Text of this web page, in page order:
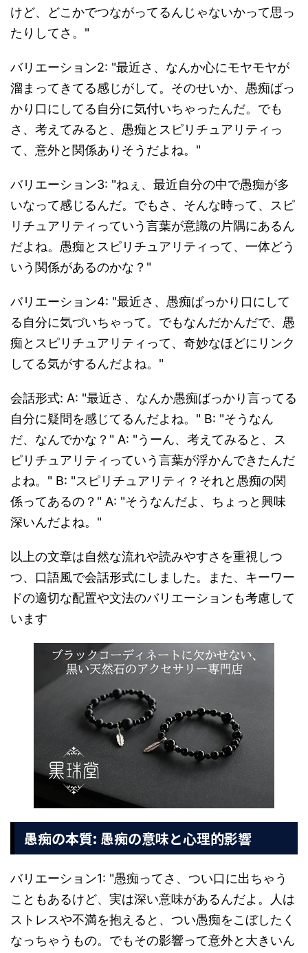
けど、どこかでつながってるんじゃないかって思っ
たりしてさ。"
バリエーション2: "最近さ、なんか心にモヤモヤが
溜まってきてる感じがして。そのせいか、愚痴ばっ
かり口にしてる自分に気付いちゃったんだ。でも
さ、考えてみると、愚痴とスピリチュアリティっ
て、意外と関係ありそうだよね。"
バリエーション3: "ねぇ、最近自分の中で愚痴が多
いなって感じるんだ。でもさ、そんな時って、スピ
リチュアリティっていう言葉が意識の片隅にあるん
だよね。愚痴とスピリチュアリティって、一体どう
いう関係があるのかな？"
バリエーション4: "最近さ、愚痴ばっかり口にして
る自分に気づいちゃって。でもなんだかんだで、愚
痴とスピリチュアリティって、奇妙なほどにリンク
してる気がするんだよね。"
会話形式: A: "最近さ、なんか愚痴ばっかり言ってる
自分に疑問を感じてるんだよね。" B: "そうなん
だ、なんでかな？" A: "うーん、考えてみると、ス
ピリチュアリティっていう言葉が浮かんできたんだ
よね。" B: "スピリチュアリティ？それと愚痴の関
係ってあるの？" A: "そうなんだよ、ちょっと興味
深いんだよね。"
以上の文章は自然な流れや読みやすさを重視しつ
つ、口語風で会話形式にしました。また、キーワー
ドの適切な配置や文法のバリエーションも考慮して
います
愚痴の本質: 愚痴の意味と心理的影響
バリエーション1: "愚痴ってさ、つい口に出ちゃう
こともあるけど、実は深い意味があるんだよ。人は
ストレスや不満を抱えると、つい愚痴をこぼしたく
なっちゃうもの。でもその影響って意外と大きいん